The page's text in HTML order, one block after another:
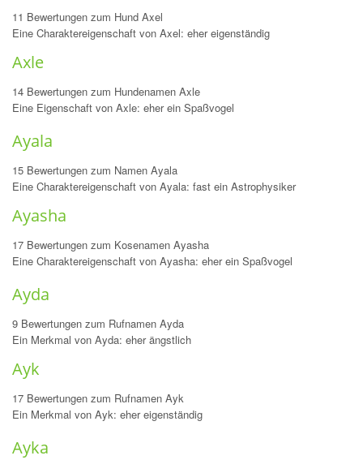
11 Bewertungen zum Hund Axel
Eine Charaktereigenschaft von Axel: eher eigenständig
Axle
14 Bewertungen zum Hundenamen Axle
Eine Eigenschaft von Axle: eher ein Spaßvogel
Ayala
15 Bewertungen zum Namen Ayala
Eine Charaktereigenschaft von Ayala: fast ein Astrophysiker
Ayasha
17 Bewertungen zum Kosenamen Ayasha
Eine Charaktereigenschaft von Ayasha: eher ein Spaßvogel
Ayda
9 Bewertungen zum Rufnamen Ayda
Ein Merkmal von Ayda: eher ängstlich
Ayk
17 Bewertungen zum Rufnamen Ayk
Ein Merkmal von Ayk: eher eigenständig
Ayka